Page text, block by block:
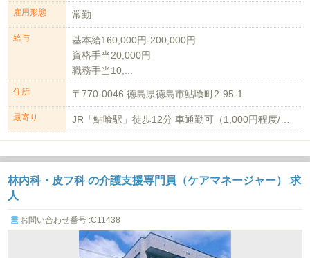
雇用形態 常勤
給与
基本給160,000円-200,000円
資格手当20,000円
職務手当10,...
住所 〒770-0046 徳島県徳島市鮎喰町2-95-1
最寄り
林内科・皮フ科 の介護支援専門員（ケアマネージャー） 求
人
お問い合わせ番号 :C11438